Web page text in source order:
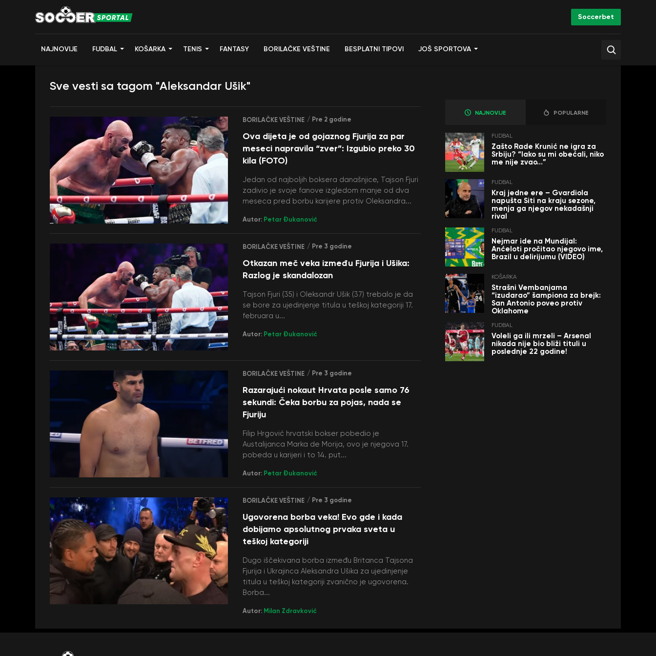
Soccerbet
NAJNOVIJE FUDBAL KOŠARKA TENIS FANTASY BORILAČKE VEŠTINE BESPLATNI TIPOVI JOŠ SPORTOVA
Sve vesti sa tagom "Aleksandar Ušik"
BORILAČKE VEŠTINE / Pre 2 godine
Ova dijeta je od gojaznog Fjurija za par
meseci napravila “zver”: Izgubio preko 30
kila (FOTO)
Jedan od najboljih boksera današnjice, Tajson Fjuri
zadivio je svoje fanove izgledom manje od dva
meseca pred borbu karijere protiv Oleksandra...
Autor: Petar Đukanović
BORILAČKE VEŠTINE / Pre 3 godine
Otkazan meč veka između Fjurija i Ušika:
Razlog je skandalozan
Tajson Fjuri (35) i Oleksandr Ušik (37) trebalo je da
se bore za ujedinjenje titula u teškoj kategoriji 17.
februara u...
Autor: Petar Đukanović
BORILAČKE VEŠTINE / Pre 3 godine
Razarajući nokaut Hrvata posle samo 76
sekundi: Čeka borbu za pojas, nada se
Fjuriju
Filip Hrgović hrvatski bokser pobedio je
Austalijanca Marka de Morija, ovo je njegova 17.
pobeda u karijeri i to 14. put...
Autor: Petar Đukanović
BORILAČKE VEŠTINE / Pre 3 godine
Ugovorena borba veka! Evo gde i kada
dobijamo apsolutnog prvaka sveta u
teškoj kategoriji
Dugo iščekivana borba između Britanca Tajsona
Fjurija i Ukrajinca Aleksandra Ušika za ujedinjenje
titula u teškoj kategoriji zvanično je ugovorena.
Borba...
Autor: Milan Zdravković
NAJNOVIJE POPULARNE
FUDBAL
Zašto Rade Krunić ne igra za
Srbiju? “Iako su mi obećali, niko
me nije zvao…”
FUDBAL
Kraj jedne ere – Gvardiola
napušta Siti na kraju sezone,
menja ga njegov nekadašnji
rival
FUDBAL
Nejmar ide na Mundijal:
Anćeloti pročitao njegovo ime,
Brazil u delirijumu (VIDEO)
KOŠARKA
Strašni Vembanjama
“izudarao” šampiona za brejk:
San Antonio poveo protiv
Oklahome
FUDBAL
Voleli ga ili mrzeli – Arsenal
nikada nije bio bliži tituli u
poslednje 22 godine!